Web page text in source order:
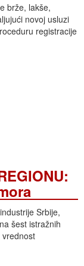
brže, lakše,
novoj usluzi
registracije
Srbije,
šest istražnih